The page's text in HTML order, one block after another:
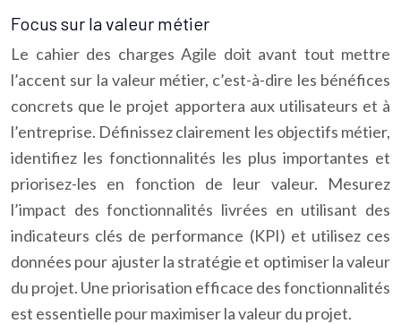
Focus sur la valeur métier
Le cahier des charges Agile doit avant tout mettre
l’accent sur la valeur métier, c’est-à-dire les bénéfices
concrets que le projet apportera aux utilisateurs et à
l’entreprise. Définissez clairement les objectifs métier,
identifiez les fonctionnalités les plus importantes et
priorisez-les en fonction de leur valeur. Mesurez
l’impact des fonctionnalités livrées en utilisant des
indicateurs clés de performance (KPI) et utilisez ces
données pour ajuster la stratégie et optimiser la valeur
du projet. Une priorisation efficace des fonctionnalités
est essentielle pour maximiser la valeur du projet.